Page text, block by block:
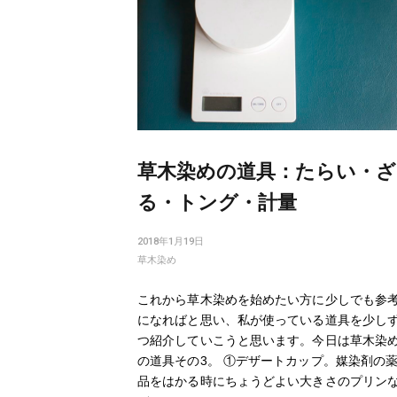
草木染めの道具：たらい・ざ
る・トング・計量
2018年1月19日
草木染め
これから草木染めを始めたい方に少しでも参
になればと思い、私が使っている道具を少し
つ紹介していこうと思います。今日は草木染
の道具その3。 ①デザートカップ。媒染剤の薬
品をはかる時にちょうどよい大きさのプリン